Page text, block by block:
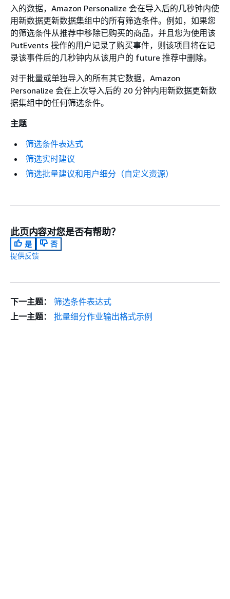
入的数据，Amazon Personalize 会在导入后的几秒钟内使
用新数据更新数据集组中的所有筛选条件。例如，如果您
的筛选条件从推荐中移除已购买的商品，并且您为使用该
PutEvents 操作的用户记录了购买事件，则该项目将在记
录该事件后的几秒钟内从该用户的 future 推荐中删除。
对于批量或单独导入的所有其它数据，Amazon
Personalize 会在上次导入后的 20 分钟内用新数据更新数
据集组中的任何筛选条件。
主题
筛选条件表达式
筛选实时建议
筛选批量建议和用户细分（自定义资源）
此页内容对您是否有帮助？
是
否
提供反馈
下一主题：
筛选条件表达式
上一主题：
批量细分作业输出格式示例